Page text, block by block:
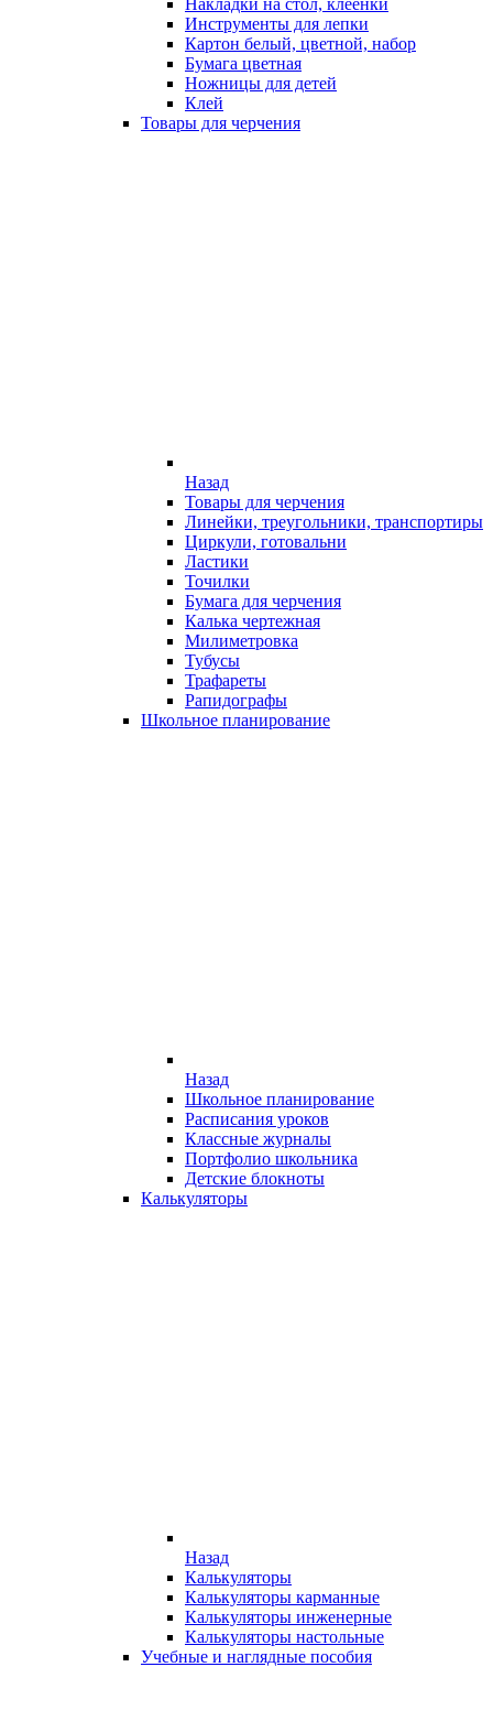
Накладки на стол, клеёнки
Инструменты для лепки
Картон белый, цветной, набор
Бумага цветная
Ножницы для детей
Клей
Товары для черчения
Назад
Товары для черчения
Линейки, треугольники, транспортиры
Циркули, готовальни
Ластики
Точилки
Бумага для черчения
Калька чертежная
Милиметровка
Тубусы
Трафареты
Рапидографы
Школьное планирование
Назад
Школьное планирование
Расписания уроков
Классные журналы
Портфолио школьника
Детские блокноты
Калькуляторы
Назад
Калькуляторы
Калькуляторы карманные
Калькуляторы инженерные
Калькуляторы настольные
Учебные и наглядные пособия